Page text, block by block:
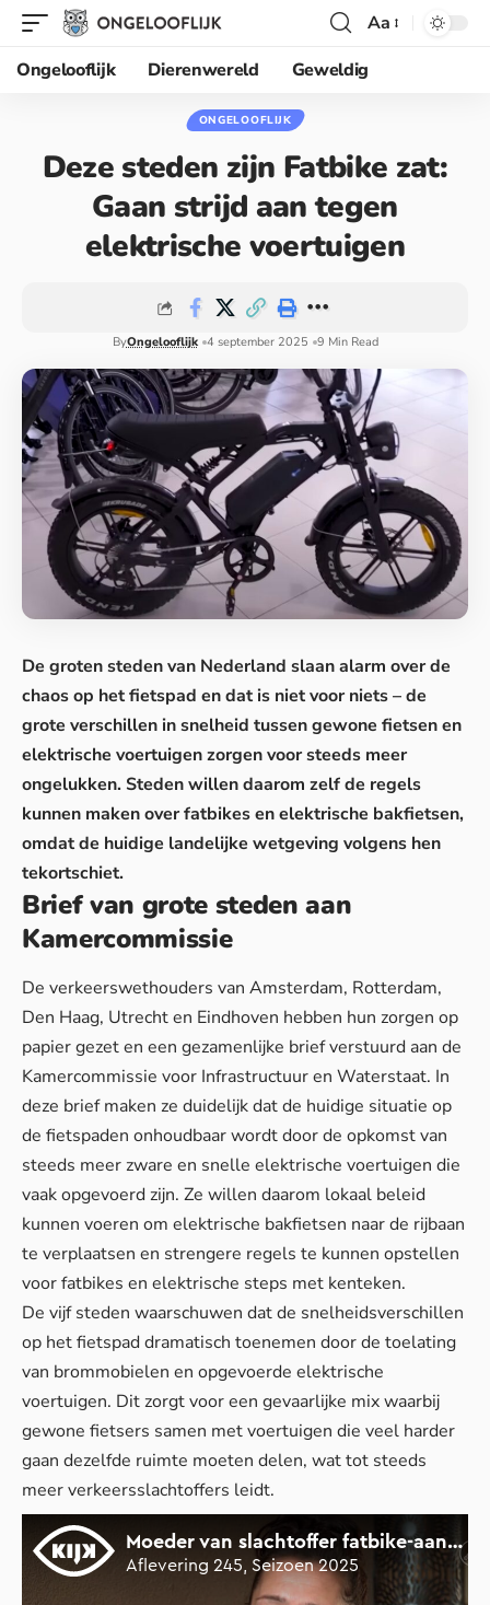
Aa
Ongelooflijk
Dierenwereld Geweldig
ONGELOOFLIJK
Deze steden zijn Fatbike zat:
Gaan strijd aan tegen
elektrische voertuigen
ByOngelooflijk 4 september 2025 9 Min Read
De groten steden van Nederland slaan alarm over de
chaos op het fietspad en dat is niet voor niets – de
grote verschillen in snelheid tussen gewone fietsen en
elektrische voertuigenzorgen voor steeds meer
ongelukken. Steden willen daarom zelf de regels
kunnen maken over fatbikes en elektrische bakfietsen,
omdat de huidige landelijke wetgeving volgens hen
tekortschiet.
Brief van grote steden aan
Kamercommissie
De verkeerswethouders van Amsterdam, Rotterdam,
Den Haag, Utrecht en Eindhoven hebben hun zorgen op
papier gezet en een gezamenlijke brief verstuurd aan de
Kamercommissie voor Infrastructuur en Waterstaat. In
deze brief maken ze duidelijk dat de huidige situatie op
de fietspaden onhoudbaar wordt door de opkomst van
steeds meer zware en snelle elektrische voertuigen die
vaak opgevoerd zijn. Ze willen daarom lokaal beleid
kunnen voeren om elektrische bakfietsen naar de rijbaan
te verplaatsen en strengere regels te kunnen opstellen
voor fatbikes en elektrische steps met kenteken.
De vijf steden waarschuwen dat de snelheidsverschillen
op het fietspad dramatisch toenemen door de toelating
van brommobielen en opgevoerde elektrische
voertuigen. Dit zorgt voor een gevaarlijke mix waarbij
gewone fietsers samen metvoertuigen die veel harder
gaan dezelfde ruimte moeten delen, wat tot steeds
meer verkeersslachtoffers leidt.